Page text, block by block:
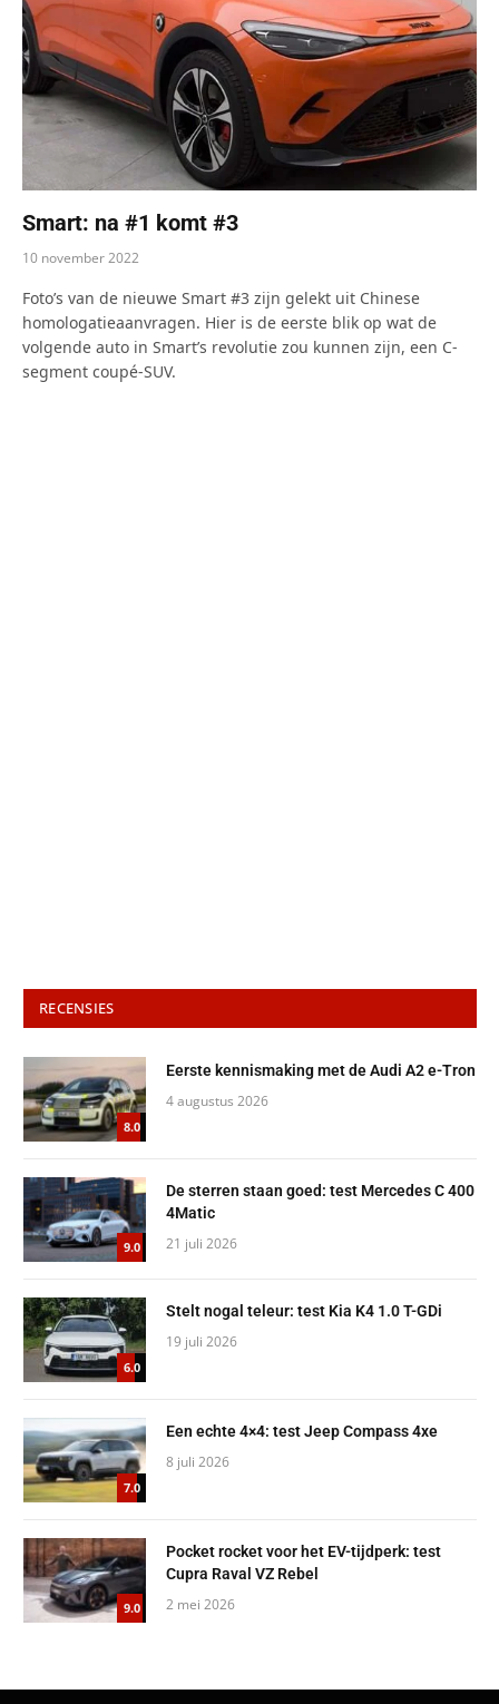
Smart: na #1 komt #3
10 november 2022
Foto’s van de nieuwe Smart #3 zijn gelekt uit Chinese
homologatieaanvragen. Hier is de eerste blik op wat de
volgende auto in Smart’s revolutie zou kunnen zijn, een C-
segment coupé-SUV.
RECENSIES
8.0
Eerste kennismaking met de Audi A2 e-Tron
4 augustus 2026
9.0
De sterren staan goed: test Mercedes C 400
4Matic
21 juli 2026
6.0
Stelt nogal teleur: test Kia K4 1.0 T-GDi
19 juli 2026
7.0
Een echte 4×4: test Jeep Compass 4xe
8 juli 2026
9.0
Pocket rocket voor het EV-tijdperk: test
Cupra Raval VZ Rebel
2 mei 2026